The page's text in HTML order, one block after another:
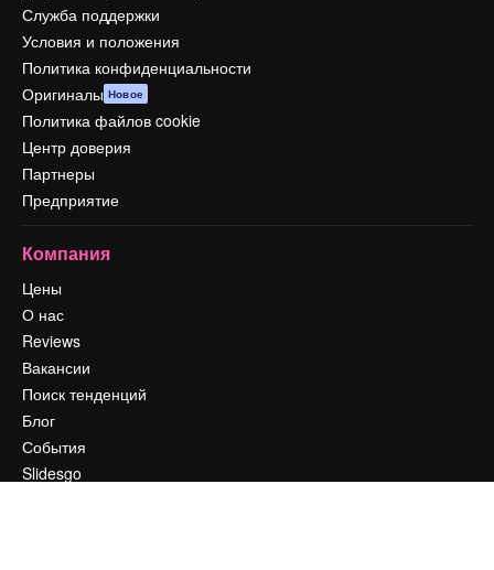
Служба поддержки
Условия и положения
Политика конфиденциальности
Оригиналы Новое
Политика файлов cookie
Центр доверия
Партнеры
Предприятие
Компания
Цены
О нас
Reviews
Вакансии
Поиск тенденций
Блог
События
Slidesgo